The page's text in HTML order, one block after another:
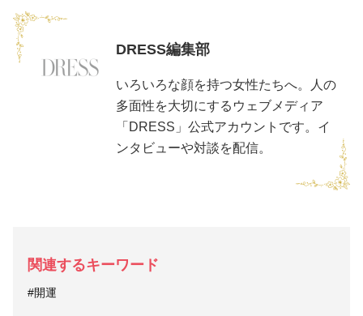
DRESS編集部
いろいろな顔を持つ女性たちへ。人の
多面性を大切にするウェブメディア
「DRESS」公式アカウントです。イ
ンタビューや対談を配信。
関連するキーワード
#開運